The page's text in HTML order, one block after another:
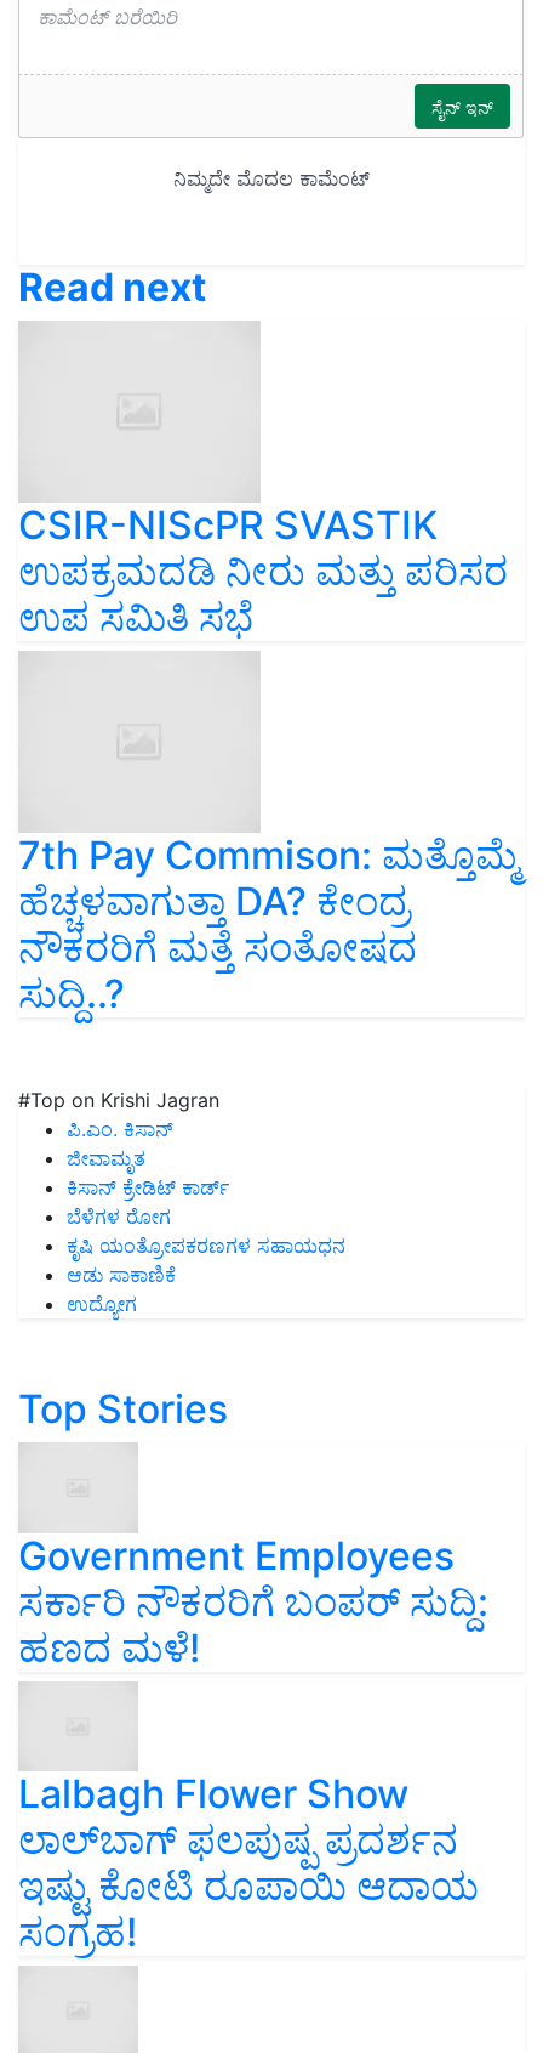
Read next
CSIR-NIScPR SVASTIK
ಉಪಕ್ರಮದಡಿ ನೀರು ಮತ್ತು ಪರಿಸರ
ಉಪ ಸಮಿತಿ ಸಭೆ
7th Pay Commison: ಮತ್ತೊಮ್ಮೆ
ಹೆಚ್ಚಳವಾಗುತ್ತಾ DA? ಕೇಂದ್ರ
ನೌಕರರಿಗೆ ಮತ್ತೆ ಸಂತೋಷದ
ಸುದ್ದಿ..?
#Top on Krishi Jagran
ಪಿ.ಎಂ. ಕಿಸಾನ್
ಜೀವಾಮೃತ
ಕಿಸಾನ್ ಕ್ರೇಡಿಟ್ ಕಾರ್ಡ್
ಬೆಳೆಗಳ ರೋಗ
ಕೃಷಿ ಯಂತ್ರೋಪಕರಣಗಳ ಸಹಾಯಧನ
ಆಡು ಸಾಕಾಣಿಕೆ
ಉದ್ಯೋಗ
Top Stories
Government Employees
ಸರ್ಕಾರಿ ನೌಕರರಿಗೆ ಬಂಪರ್‌ ಸುದ್ದಿ:
ಹಣದ ಮಳೆ!
Lalbagh Flower Show
ಲಾಲ್‌ಬಾಗ್ ಫಲಪುಷ್ಪ ಪ್ರದರ್ಶನ
ಇಷ್ಟು ಕೋಟಿ ರೂಪಾಯಿ ಆದಾಯ
ಸಂಗ್ರಹ!